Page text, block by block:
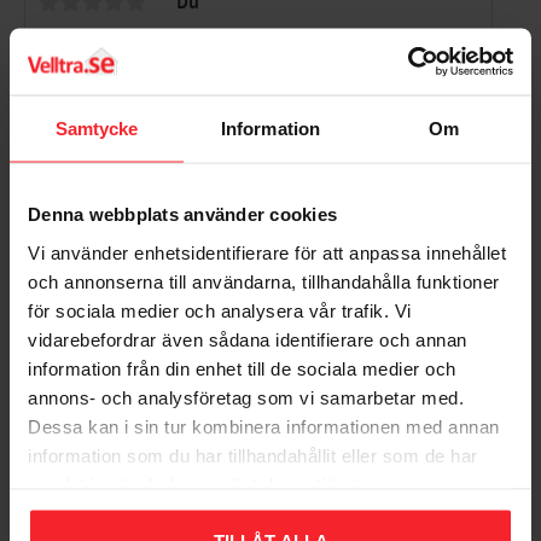
Samtycke Information Om
Denna webbplats använder cookies
Vi använder enhetsidentifierare för att anpassa innehållet
och annonserna till användarna, tillhandahålla funktioner
för sociala medier och analysera vår trafik. Vi
vidarebefordrar även sådana identifierare och annan
information från din enhet till de sociala medier och
annons- och analysföretag som vi samarbetar med.
Dessa kan i sin tur kombinera informationen med annan
information som du har tillhandahållit eller som de har
Bli den första att lämna ett omdöme.
Populära produkter